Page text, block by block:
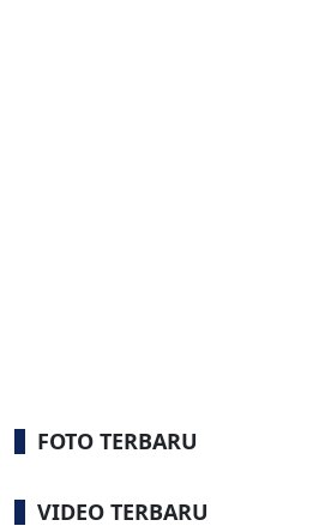
FOTO TERBARU
VIDEO TERBARU